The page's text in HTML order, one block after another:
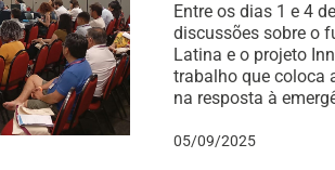
Entre os dias 1 e 4
discussões sobre o
Latina e o projeto
trabalho que coloca
na resposta à
05/09/2025